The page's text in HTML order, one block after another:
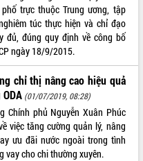
trực thuộc Trung ương, tập
túc thực hiện và chỉ đạo
đủ, đúng quy định về công bố
ngày 18/9/2015.
chỉ thị nâng cao hiệu quả
(01/07/2019, 08:28)
Chính phủ Nguyễn Xuân Phúc
việc tăng cường quản lý, nâng
ưu đãi nước ngoài trong tình
vay cho chi thường xuyên.